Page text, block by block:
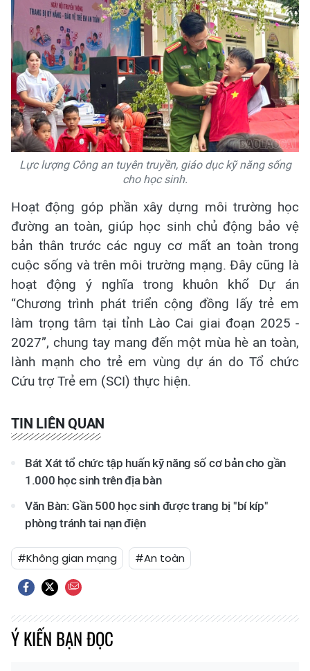
Lực lượng Công an tuyên truyền, giáo dục kỹ năng sống
cho học sinh.
Hoạt động góp phần xây dựng môi trường học
đường an toàn, giúp học sinh chủ động bảo vệ
bản thân trước các nguy cơ mất an toàn trong
cuộc sống và trên môi trường mạng. Đây cũng là
hoạt động ý nghĩa trong khuôn khổ Dự án
“Chương trình phát triển cộng đồng lấy trẻ em
làm trọng tâm tại tỉnh Lào Cai giai đoạn 2025 -
2027”, chung tay mang đến một mùa hè an toàn,
lành mạnh cho trẻ em vùng dự án do Tổ chức
Cứu trợ Trẻ em (SCI) thực hiện.
TIN LIÊN QUAN
Bát Xát tổ chức tập huấn kỹ năng số cơ bản cho gần
1.000 học sinh trên địa bàn
Văn Bàn: Gần 500 học sinh được trang bị "bí kíp"
phòng tránh tai nạn điện
#Không gian mạng #An toàn
Ý KIẾN BẠN ĐỌC